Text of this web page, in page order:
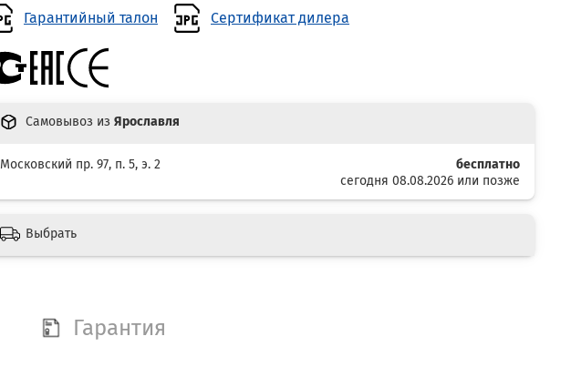
Гарантийный талон
Сертификат дилера
Самовывоз из Ярославля
Московский пр. 97, п. 5, э. 2
бесплатно
сегодня 08.08.2026 или позже
Выбрать
Гарантия